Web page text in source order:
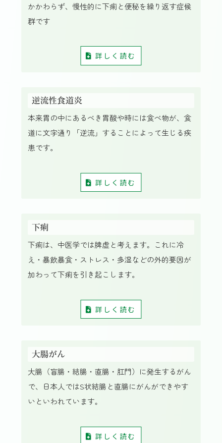
かかわらず、慢性的に下痢と便秘を繰り返す症候
群です
詳しく読む
逆流性食道炎
本来胃の中にあるべき胃酸や時には食べ物が、食
道に文字通り「逆流」することによって生じる疾
患です。
詳しく読む
下痢
下痢は、中医学では脾虚と考えます。これに冷
え・暴飲暴食・ストレス・多湿などの外的要因が
加わって下痢を引き起こします。
詳しく読む
大腸がん
大腸（盲腸・結腸・直腸・肛門）に発生するがん
で、日本人ではS状結腸と直腸にがんができやす
いといわれています。
詳しく読む